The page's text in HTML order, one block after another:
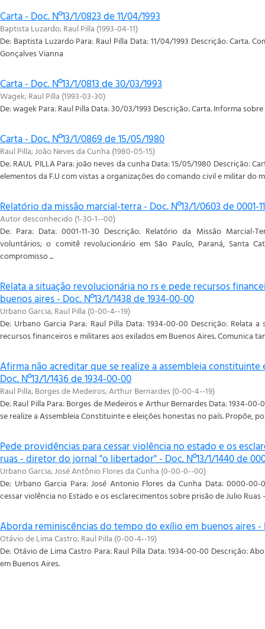
Carta - Doc. Nº13/1/0823 de 11/04/1993
Baptista Luzardo;Raul Pilla (1993-04-11)
De: Baptista Luzardo Para: Raul Pilla Data: 11/04/1993 Descrição: Carta.
Gonçalves Vianna
Carta - Doc. Nº13/1/0813 de 30/03/1993
Wagek;Raul Pilla (1993-03-30)
De: wagek Para: Raul Pilla Data: 30/03/1993 Descrição: Carta. Informa
Carta - Doc. Nº13/1/0869 de 15/05/1980
Raul Pilla;João Neves da Cunha (1980-05-15)
De: RAUL PILLA Para: joão neves da cunha Data: 15/05/1980 Descrição:
elementos da F.U com vistas a organizações do comando civil e militar do
Relatório da missão marcial-terra - Doc. Nº13/1/0603 de 0001-
Autor desconhecido(1-30-1--00)
De: Para: Data: 0001-11-30 Descrição: Relatório da Missão Marcial-
voluntários; o comitê revolucionário em São Paulo, Paraná, Santa
compromisso ...
Relata a situação revolucionária no rs e pede recursos
buenos aires - Doc. Nº13/1/1438 de 1934-00-00
Urbano Garcia;Raul Pilla (0-00-4--19)
De: Urbano Garcia Para: Raul Pilla Data: 1934-00-00 Descrição: Relata
recursos financeiros e militares aos exilados em Buenos Aires. Comunica
Afirma não acreditar que se realize a assembleia constituinte
Doc. Nº13/1/1436 de 1934-00-00
Raul Pilla;Borges de Medeiros;Arthur Bernardes(0-00-4--19)
De: Raul Pilla Para: Borges de Medeiros e Arthur Bernardes Data: 1934-
se realize a Assembleia Constituinte e eleições honestas no país. Propõe,
Pede providências para cessar violência no estado e os
ruas - diretor do jornal "o libertador" - Doc. Nº13/1/1440 de
Urbano Garcia;José Antônio Flores da Cunha (0-00-0--00)
De: Urbano Garcia Para: José Antonio Flores da Cunha Data: 0000-
cessar violência no Estado e os esclarecimentos sobre prisão de Julio
Aborda reminiscências do tempo do exílio em buenos aires -
Otávio de Lima Castro;Raul Pilla (0-00-4--19)
De: Otávio de Lima Castro Para: Raul Pilla Data: 1934-00-00 Descrição:
em Buenos Aires.